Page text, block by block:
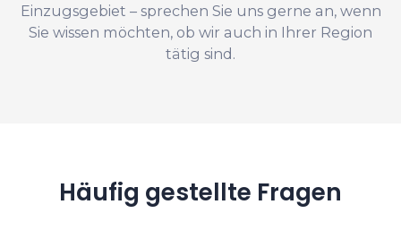
Einzugsgebiet – sprechen Sie uns gerne an, wenn
Sie wissen möchten, ob wir auch in Ihrer Region
tätig sind.
Häufig gestellte Fragen